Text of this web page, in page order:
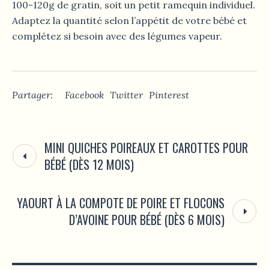
100-120g de gratin, soit un petit ramequin individuel.
Adaptez la quantité selon l’appétit de votre bébé et
complétez si besoin avec des légumes vapeur.
Partager: Facebook Twitter Pinterest
MINI QUICHES POIREAUX ET CAROTTES POUR
BÉBÉ (DÈS 12 MOIS)
YAOURT À LA COMPOTE DE POIRE ET FLOCONS
D’AVOINE POUR BÉBÉ (DÈS 6 MOIS)